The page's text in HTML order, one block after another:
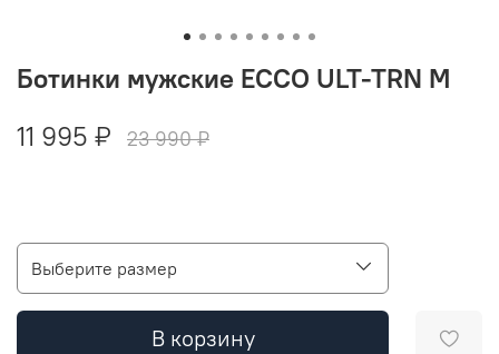
Ботинки мужские ECCO ULT-TRN M
11 995 ₽
23 990 ₽
Выберите размер
В корзину